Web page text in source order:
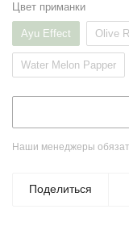
Цвет приманки
Ayu Effect Olive
Water Melon Papper
Наши менеджеры
Поделиться